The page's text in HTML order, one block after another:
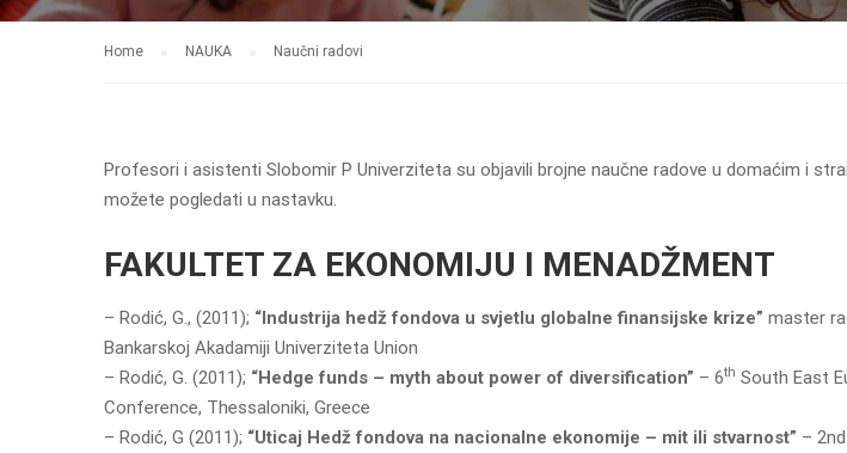
Home NAUKA Naučni radovi
Profesori i asistenti Slobomir P Univerziteta su objavili brojne naučne radove u domaćim i
možete pogledati u nastavku.
FAKULTET ZA EKONOMIJU I MENADŽMENT
– Rodić, G., (2011); “Industrija hedž fondova u svjetlu globalne finansijske krize” master
Bankarskoj Akadamiji Univerziteta Union
– Rodić, G. (2011); “Hedge funds – myth about power of diversification” – 6th South East
Conference, Thessaloniki, Greece
– Rodić, G (2011); “Uticaj Hedž fondova na nacionalne ekonomije – mit ili stvarnost” –